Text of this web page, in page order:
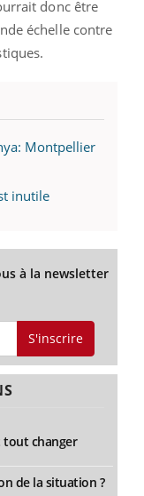
donc être
échelle contre
Montpellier
inutile
à la newsletter
S'inscrire
tout changer
de la situation ?